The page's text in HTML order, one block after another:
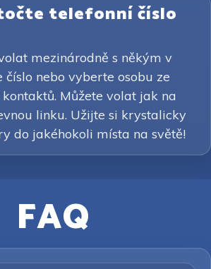
telefonní číslo
mezinárodně s někým v
číslo nebo vyberte osobu ze
Můžete volat jak na
linku. Užijte si krystalicky
do jakéhokoli místa na světě!
FAQ